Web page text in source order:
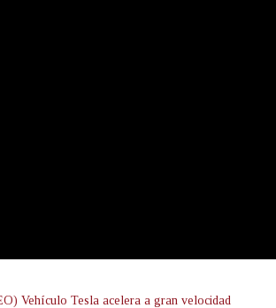
Vehículo Tesla acelera a gran velocidad